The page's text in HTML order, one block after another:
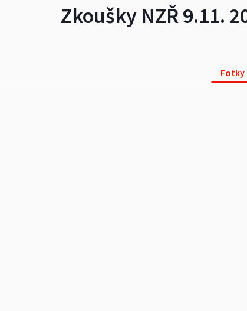
Zkoušky NZŘ 9.11.
Fotky